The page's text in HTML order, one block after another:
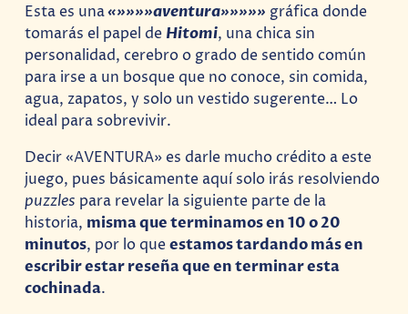
Esta es una«»»»»aventura»»»»» gráfica donde
tomarás el papel de Hitomi, una chica sin
personalidad, cerebro o grado de sentido común
para irse a un bosque que no conoce, sin comida,
agua, zapatos, y solo un vestido sugerente… Lo
ideal para sobrevivir.
Decir «AVENTURA» es darle mucho crédito a este
juego, pues básicamente aquí solo irás resolviendo
puzzles para revelar la siguiente parte de la
historia, misma que terminamos en 10 o 20
minutos, por lo queestamos tardando más en
escribir estar reseña que en terminar esta
cochinada.